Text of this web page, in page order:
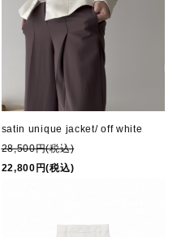
satin unique jacket/ off white
28,500円(税込)
22,800円(税込)